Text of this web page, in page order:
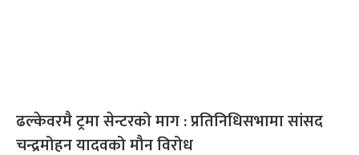
ढल्केवरमै ट्रमा सेन्टरको माग : प्रतिनिधिसभामा सांसद
चन्द्रमोहन यादवको मौन विरोध